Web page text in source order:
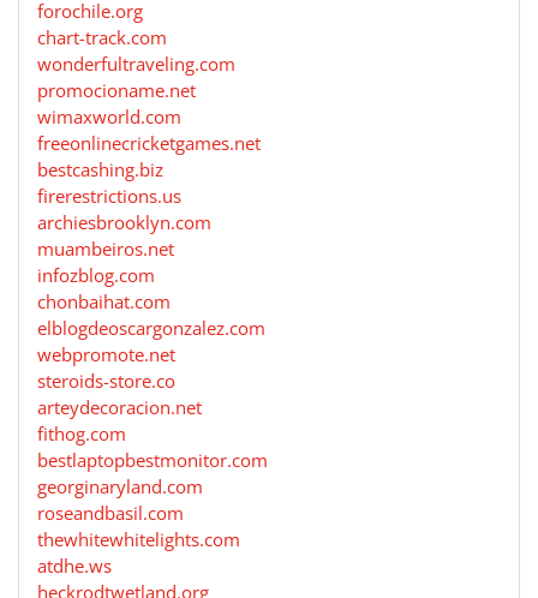
forochile.org
chart-track.com
wonderfultraveling.com
promocioname.net
wimaxworld.com
freeonlinecricketgames.net
bestcashing.biz
firerestrictions.us
archiesbrooklyn.com
muambeiros.net
infozblog.com
chonbaihat.com
elblogdeoscargonzalez.com
webpromote.net
steroids-store.co
arteydecoracion.net
fithog.com
bestlaptopbestmonitor.com
georginaryland.com
roseandbasil.com
thewhitewhitelights.com
atdhe.ws
heckrodtwetland.org